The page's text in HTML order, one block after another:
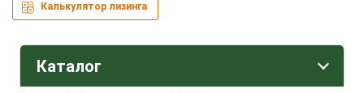
Калькулятор лизинга
Каталог